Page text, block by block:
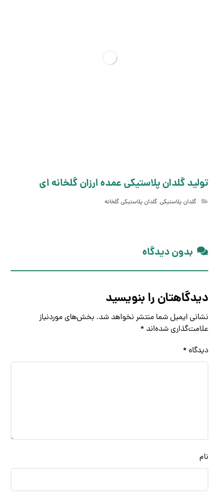
تولید گلدان پلاستیکی عمده ارزان گلخانه ای
گلدان پلاستیکی,گلدان پلاستیکی گلخانه
بدون دیدگاه
دیدگاهتان را بنویسید
نشانی ایمیل شما منتشر نخواهد شد. بخش‌های موردنیاز
علامت‌گذاری شده‌اند *
دیدگاه *
نام